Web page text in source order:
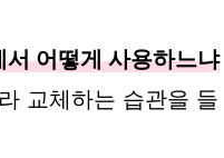
어떻게 사용하느냐
교체하는 습관을 들